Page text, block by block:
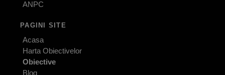
ANPC
PAGINI SITE
Acasa
Harta Obiectivelor
Obiective
Blog